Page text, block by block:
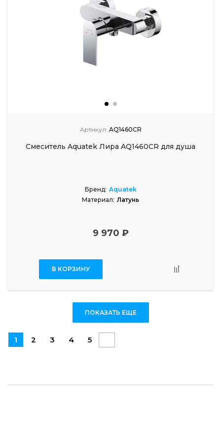
Артикул: AQ1460CR
Смеситель Aquatek Лира AQ1460CR для душа
Бренд: Aquatek
Материал: Латунь
9 970 ₽
В КОРЗИНУ
ПОКАЗАТЬ ЕЩЕ
1 2 3 4 5